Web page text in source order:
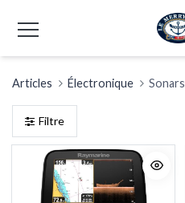
Articles Électronique
Filtre